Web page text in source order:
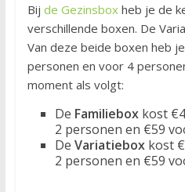
Bij de Gezinsbox heb je de
verschillende boxen. De
Van deze beide boxen heb
personen en voor 4
moment als volgt:
De Familieboxkost
2 personen en €59
De Variatiebox kost
2 personen en €59